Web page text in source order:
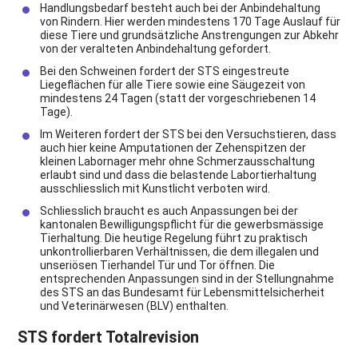
Handlungsbedarf besteht auch bei der Anbindehaltung
von Rindern. Hier werden mindestens 170 Tage Auslauf für
diese Tiere und grundsätzliche Anstrengungen zur Abkehr
von der veralteten Anbindehaltung gefordert.
Bei den Schweinen fordert der STS eingestreute
Liegeflächen für alle Tiere sowie eine Säugezeit von
mindestens 24 Tagen (statt der vorgeschriebenen 14
Tage).
Im Weiteren fordert der STS bei den Versuchstieren, dass
auch hier keine Amputationen der Zehenspitzen der
kleinen Labornager mehr ohne Schmerzausschaltung
erlaubt sind und dass die belastende Labortierhaltung
ausschliesslich mit Kunstlicht verboten wird.
Schliesslich braucht es auch Anpassungen bei der
kantonalen Bewilligungspflicht für die gewerbsmässige
Tierhaltung. Die heutige Regelung führt zu praktisch
unkontrollierbaren Verhältnissen, die dem illegalen und
unseriösen Tierhandel Tür und Tor öffnen. Die
entsprechenden Anpassungen sind in der Stellungnahme
des STS an das Bundesamt für Lebensmittelsicherheit
und Veterinärwesen (BLV) enthalten.
STS fordert Totalrevision